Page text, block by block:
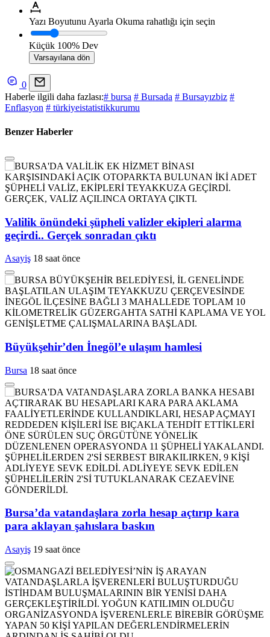
Yazı Boyutunu Ayarla Okuma rahatlığı için seçin
Küçük 100% Dev
Varsayılana dön
0
Haberle ilgili daha fazlası:# bursa # Bursada # Bursayızbiz #
Enflasyon # türkiyeistatistikkurumu
Benzer Haberler
Valilik önündeki şüpheli valizler ekipleri alarma
geçirdi.. Gerçek sonradan çıktı
Asayiş 18 saat önce
Büyükşehir’den İnegöl’e ulaşım hamlesi
Bursa 18 saat önce
Bursa’da vatandaşlara zorla hesap açtırıp kara
para aklayan şahıslara baskın
Asayiş 19 saat önce